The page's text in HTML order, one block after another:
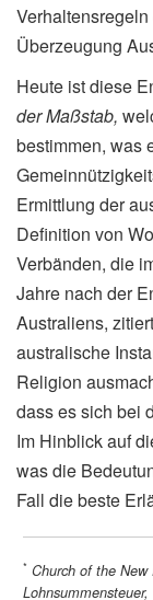
Überzeugung
Heute ist diese
der Maßstab,
bestimmen, was
Ermittlung der
Definition von
Verbänden, die
Jahre nach der
Australiens,
australische
Religion
dass es sich bei
Im Hinblick auf
was die
Fall die beste
* Church of the
Lohnsummensteuer,